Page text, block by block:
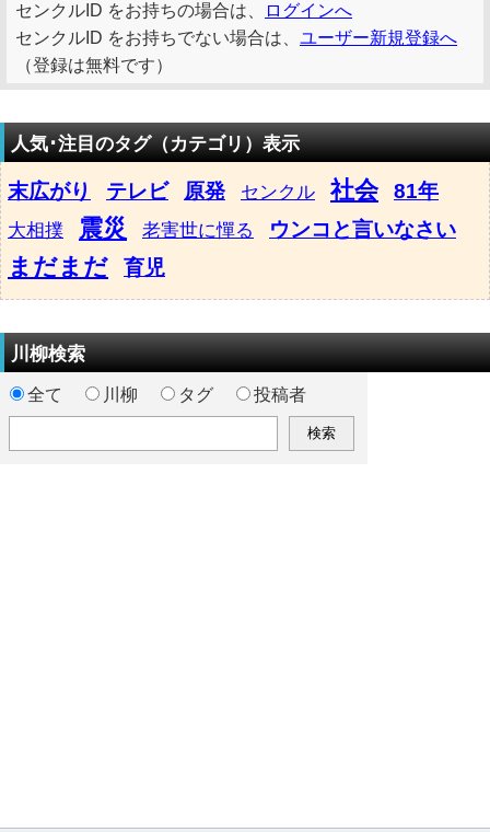
センクルID をお持ちの場合は、
ログインへ
センクルID をお持ちでない場合は、 ユーザー新規登録へ
（登録は無料です）
人気･注目のタグ（カテゴリ）表示
末広がり テレビ 原発 センクル 社会 81年
大相撲 震災 老害世に憚る ウンコと言いなさい
まだまだ 育児
川柳検索
全て 川柳 タグ 投稿者